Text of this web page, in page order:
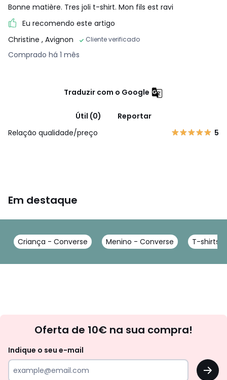
Bonne matière. Tres joli t-shirt. Mon fils est ravi
Eu recomendo este artigo
Christine , Avignon Cliente verificado
Comprado há 1 mês
Traduzir com o Google
Útil (0)
Reportar
Relação qualidade/preço
5
Em destaque
Criança - Converse Menino - Converse T-shirts,
Oferta de 10€ na sua compra!
Indique o seu e-mail
OK